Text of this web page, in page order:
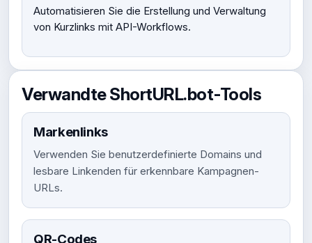
Automatisieren Sie die Erstellung und Verwaltung
von Kurzlinks mit API-Workflows.
Verwandte ShortURL.bot-Tools
Markenlinks
Verwenden Sie benutzerdefinierte Domains und
lesbare Linkenden für erkennbare Kampagnen-
URLs.
QR-Codes